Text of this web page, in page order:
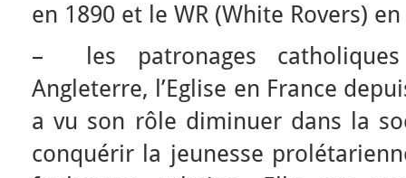
en 1890 et le WR (White Rovers)
– les patronages
Angleterre, l’Eglise en France
a vu son rôle diminuer dans la
conquérir la jeunesse